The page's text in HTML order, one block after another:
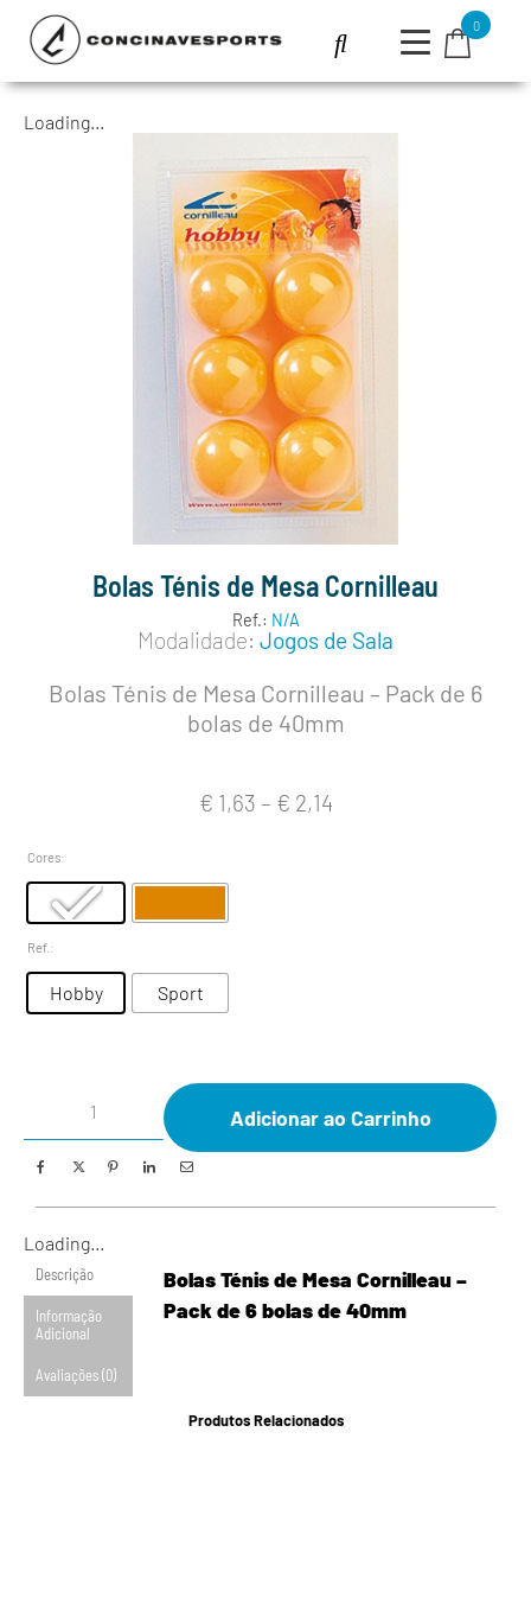
0
Loading...
Bolas Ténis de Mesa Cornilleau
Ref.: N/A
Modalidade: Jogos de Sala
Bolas Ténis de Mesa Cornilleau – Pack de 6
bolas de 40mm
€ 1,63 – € 2,14
Cores:
Ref. :
Hobby Sport
Adicionar ao Carrinho
Loading...
Descrição
Informação
Adicional
Avaliações (0)
Bolas Ténis de Mesa Cornilleau –
Pack de 6 bolas de 40mm
Produtos Relacionados